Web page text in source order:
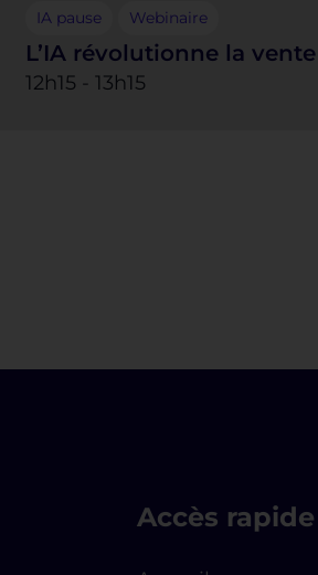
IA pause Webinaire
L’IA révolutionne la
12h15 - 13h15
Accès rapide